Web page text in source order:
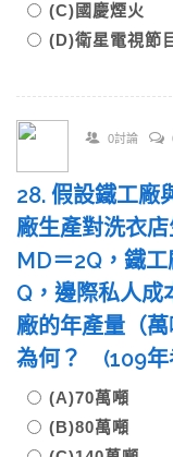
(C)國慶煙火
(D)衛星電視節
0討論
28. 假設鐵工廠
廠生產對洗衣
MD＝2Q，鐵
Q，邊際私人成
廠的年產量（
為何？ (109
(A)70萬噸
(B)80萬噸